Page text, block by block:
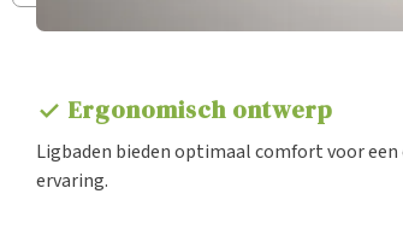
check Ergonomisch ontwerp
Ligbaden bieden optimaal comfort voor
ervaring.